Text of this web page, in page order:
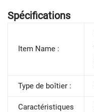
Spécifications
Item Name :
Type de boîtier :
Caractéristiques